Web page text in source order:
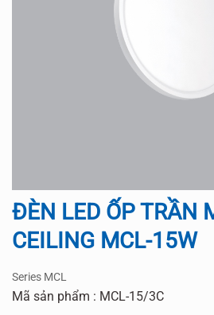
ĐÈN LED ỐP TRẦN
CEILING MCL-15W
Series MCL
Mã sản phẩm : MCL-15/3C